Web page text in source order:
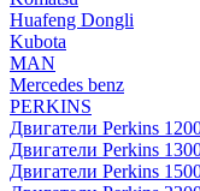
Huafeng Dongli
Kubota
MAN
Mercedes benz
PERKINS
Двигатели Perkins
Двигатели Perkins
Двигатели Perkins